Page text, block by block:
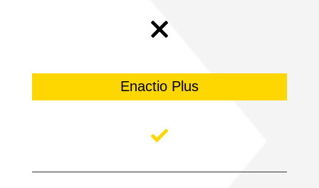
Enactio Plus